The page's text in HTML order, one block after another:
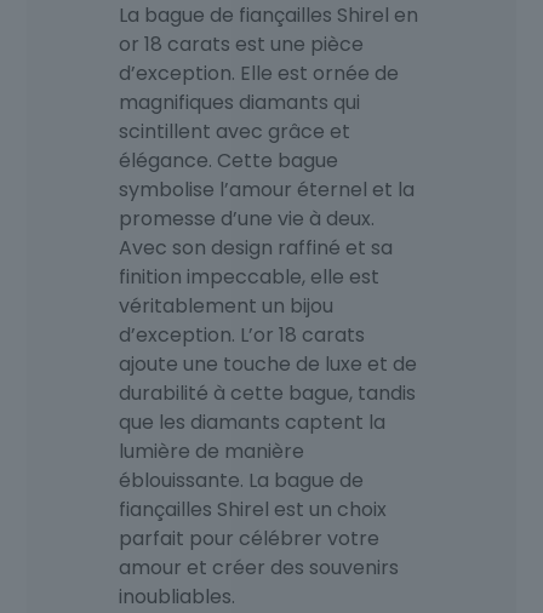
La bague de fiançailles Shirel en
or 18 carats est une pièce
d’exception. Elle est ornée de
magnifiques diamants qui
scintillent avec grâce et
élégance. Cette bague
symbolise l’amour éternel et la
promesse d’une vie à deux.
Avec son design raffiné et sa
finition impeccable, elle est
véritablement un bijou
d’exception. L’or 18 carats
ajoute une touche de luxe et de
durabilité à cette bague, tandis
que les diamants captent la
lumière de manière
éblouissante. La bague de
fiançailles Shirel est un choix
parfait pour célébrer votre
amour et créer des souvenirs
inoubliables.